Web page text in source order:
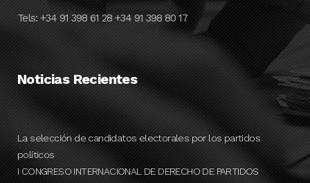
Tels: +34 91 398 61 28 +34 91 398 80 17
Noticias Recientes
La selección de candidatos electorales por los partidos
políticos
I CONGRESO INTERNACIONAL DE DERECHO DE PARTIDOS